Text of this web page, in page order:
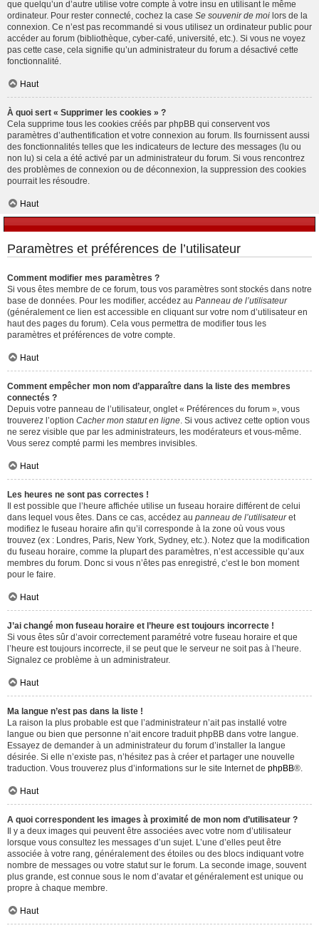
que quelqu’un d’autre utilise votre compte à votre insu en utilisant le même
ordinateur. Pour rester connecté, cochez la case Se souvenir de moi lors de la
connexion. Ce n’est pas recommandé si vous utilisez un ordinateur public pour
accéder au forum (bibliothèque, cyber-café, université, etc.). Si vous ne voyez
pas cette case, cela signifie qu’un administrateur du forum a désactivé cette
fonctionnalité.
Haut
À quoi sert « Supprimer les cookies » ?
Cela supprime tous les cookies créés par phpBB qui conservent vos
paramètres d’authentification et votre connexion au forum. Ils fournissent aussi
des fonctionnalités telles que les indicateurs de lecture des messages (lu ou
non lu) si cela a été activé par un administrateur du forum. Si vous rencontrez
des problèmes de connexion ou de déconnexion, la suppression des cookies
pourrait les résoudre.
Haut
Paramètres et préférences de l’utilisateur
Comment modifier mes paramètres ?
Si vous êtes membre de ce forum, tous vos paramètres sont stockés dans notre
base de données. Pour les modifier, accédez au Panneau de l’utilisateur
(généralement ce lien est accessible en cliquant sur votre nom d’utilisateur en
haut des pages du forum). Cela vous permettra de modifier tous les
paramètres et préférences de votre compte.
Haut
Comment empêcher mon nom d’apparaître dans la liste des membres
connectés ?
Depuis votre panneau de l’utilisateur, onglet « Préférences du forum », vous
trouverez l’option Cacher mon statut en ligne . Si vous activez cette option vous
ne serez visible que par les administrateurs, les modérateurs et vous-même.
Vous serez compté parmi les membres invisibles.
Haut
Les heures ne sont pas correctes !
Il est possible que l’heure affichée utilise un fuseau horaire différent de celui
dans lequel vous êtes. Dans ce cas, accédez au panneau de l’utilisateuret
modifiez le fuseau horaire afin qu’il corresponde à la zone où vous vous
trouvez (ex : Londres, Paris, New York, Sydney, etc.). Notez que la modification
du fuseau horaire, comme la plupart des paramètres, n’est accessible qu’aux
membres du forum. Donc si vous n’êtes pas enregistré, c’est le bon moment
pour le faire.
Haut
J’ai changé mon fuseau horaire et l’heure est toujours incorrecte !
Si vous êtes sûr d’avoir correctement paramétré votre fuseau horaire et que
l’heure est toujours incorrecte, il se peut que le serveur ne soit pas à l’heure.
Signalez ce problème à un administrateur.
Haut
Ma langue n’est pas dans la liste !
La raison la plus probable est que l’administrateur n’ait pas installé votre
langue ou bien que personne n’ait encore traduit phpBB dans votre langue.
Essayez de demander à un administrateur du forum d’installer la langue
désirée. Si elle n’existe pas, n’hésitez pas à créer et partager une nouvelle
traduction. Vous trouverez plus d’informations sur le site Internet de phpBB®.
Haut
A quoi correspondent les images à proximité de mon nom d’utilisateur ?
Il y a deux images qui peuvent être associées avec votre nom d’utilisateur
lorsque vous consultez les messages d’un sujet. L’une d’elles peut être
associée à votre rang, généralement des étoiles ou des blocs indiquant votre
nombre de messages ou votre statut sur le forum. La seconde image, souvent
plus grande, est connue sous le nom d’avatar et généralement est unique ou
propre à chaque membre.
Haut